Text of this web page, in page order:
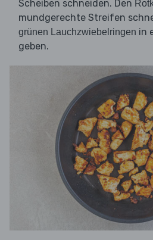
Scheiben schneiden. Den
mundgerechte Streifen
grünen Lauchzwiebelringen in
geben.